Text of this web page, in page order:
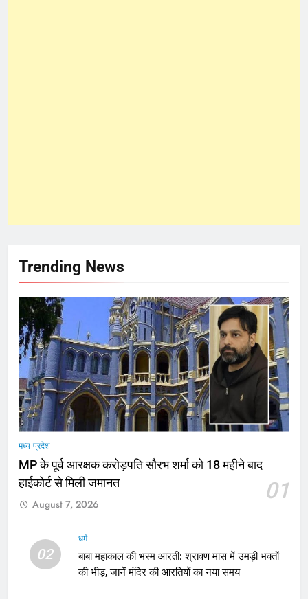
Trending News
मध्य प्रदेश
MP के पूर्व आरक्षक करोड़पति सौरभ शर्मा को 18 महीने बाद
हाईकोर्ट से मिली जमानत
01
August 7, 2026
02
धर्म
बाबा महाकाल की भस्म आरती: श्रावण मास में उमड़ी भक्तों
की भीड़, जानें मंदिर की आरतियों का नया समय